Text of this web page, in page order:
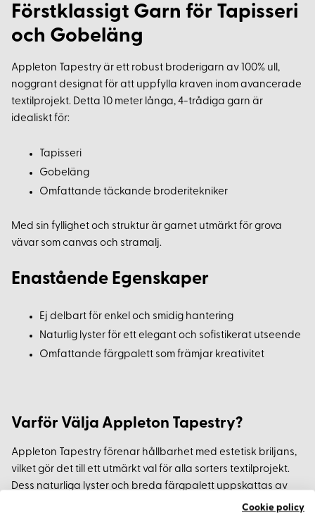
Förstklassigt Garn för Tapisseri
och Gobeläng
Appleton Tapestry är ett robust broderigarn av 100% ull,
noggrant designat för att uppfylla kraven inom avancerade
textilprojekt. Detta 10 meter långa, 4-trådiga garn är
idealiskt för:
Tapisseri
Gobeläng
Omfattande täckande broderitekniker
Med sin fyllighet och struktur är garnet utmärkt för grova
vävar som canvas och stramalj.
Enastående Egenskaper
Ej delbart för enkel och smidig hantering
Naturlig lyster för ett elegant och sofistikerat utseende
Omfattande färgpalett som främjar kreativitet
Varför Välja Appleton Tapestry?
Appleton Tapestry förenar hållbarhet med estetisk briljans,
vilket gör det till ett utmärkt val för alla sorters textilprojekt.
Dess naturliga lyster och breda färgpalett uppskattas av
Cookie policy